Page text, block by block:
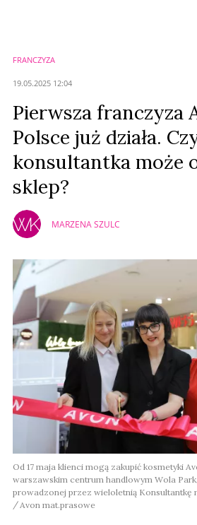
FRANCZYZA
19.05.2025 12:04
Pierwsza franczyza
Polsce już działa.
konsultantka może
sklep?
MARZENA SZULC
Od 17 maja klienci mogą zakupić kosmetyki
warszawskim centrum handlowym Wola
prowadzonej przez wieloletnią Konsultantkę
Avon mat.prasowe